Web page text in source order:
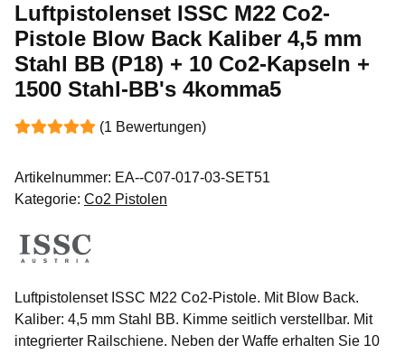
Luftpistolenset ISSC M22 Co2-
Pistole Blow Back Kaliber 4,5 mm
Stahl BB (P18) + 10 Co2-Kapseln +
1500 Stahl-BB's 4komma5
(1 Bewertungen)
Artikelnummer: EA--C07-017-03-SET51
Kategorie: Co2 Pistolen
Luftpistolenset ISSC M22 Co2-Pistole. Mit Blow Back.
Kaliber: 4,5 mm Stahl BB. Kimme seitlich verstellbar. Mit
integrierter Railschiene. Neben der Waffe erhalten Sie 10